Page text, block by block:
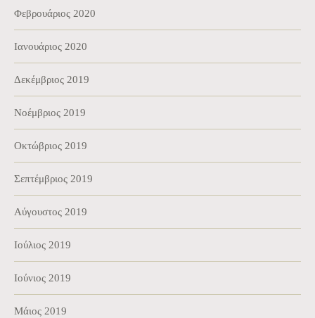
Φεβρουάριος 2020
Ιανουάριος 2020
Δεκέμβριος 2019
Νοέμβριος 2019
Οκτώβριος 2019
Σεπτέμβριος 2019
Αύγουστος 2019
Ιούλιος 2019
Ιούνιος 2019
Μάιος 2019